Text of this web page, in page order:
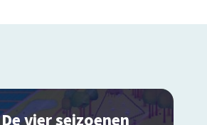
De vier seizoenen